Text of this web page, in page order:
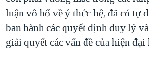
luận vô bổ về ý thức hệ, đã có tự
ban hành các quyết định duy lý
giải quyết các vấn đề của hiện đại